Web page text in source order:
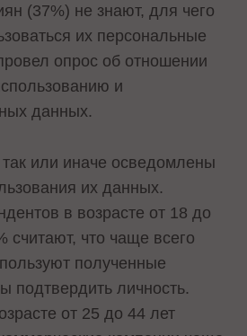
(37%) не знают, для чего
их персональные
опрос об отношении
и
данных.
или иначе осведомлены
их данных.
в возрасте от 18 до
считают, что чаще всего
полученные
подтвердить личность.
от 25 до 44 лет